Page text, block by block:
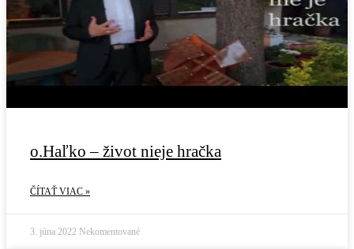
o.Haľko – život nieje hračka
ČÍTAŤ VIAC »
3. júna 2022 Nekomentované